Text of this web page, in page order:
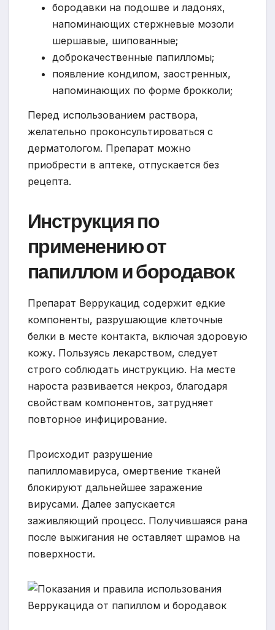
бородавки на подошве и ладонях,
напоминающих стержневые мозоли
шершавые, шипованные;
доброкачественные папилломы;
появление кондилом, заостренных,
напоминающих по форме брокколи;
Перед использованием раствора,
желательно проконсультироваться с
дерматологом. Препарат можно
приобрести в аптеке, отпускается без
рецепта.
Инструкция по
применению от
папиллом и бородавок
Препарат Веррукацид содержит едкие
компоненты, разрушающие клеточные
белки в месте контакта, включая здоровую
кожу. Пользуясь лекарством, следует
строго соблюдать инструкцию. На месте
нароста развивается некроз, благодаря
свойствам компонентов, затрудняет
повторное инфицирование.
Происходит разрушение
папилломавируса, омертвение тканей
блокируют дальнейшее заражение
вирусами. Далее запускается
заживляющий процесс. Получившаяся рана
после выжигания не оставляет шрамов на
поверхности.